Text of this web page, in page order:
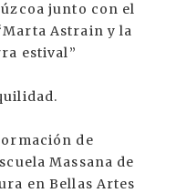
junto con el
Astrain y la
estival”
de
Massana de
en Bellas Artes